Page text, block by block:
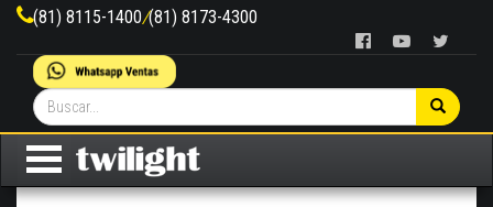
(81) 8115-1400/(81) 8173-4300